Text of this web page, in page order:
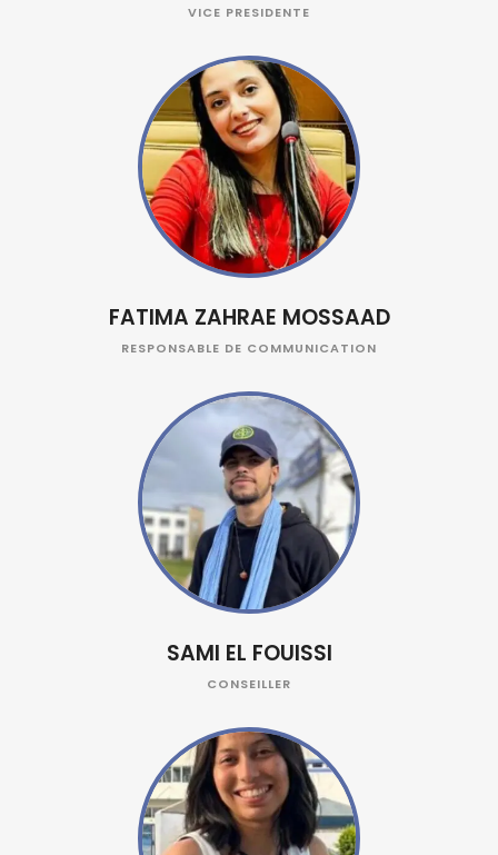
VICE PRESIDENTE
FATIMA ZAHRAE MOSSAAD
RESPONSABLE DE COMMUNICATION
SAMI EL FOUISSI
CONSEILLER